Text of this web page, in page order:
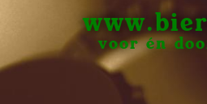
voor én